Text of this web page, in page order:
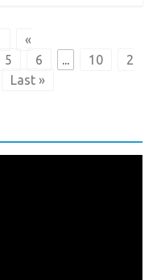
«
5 6 ... 10
2
Last »